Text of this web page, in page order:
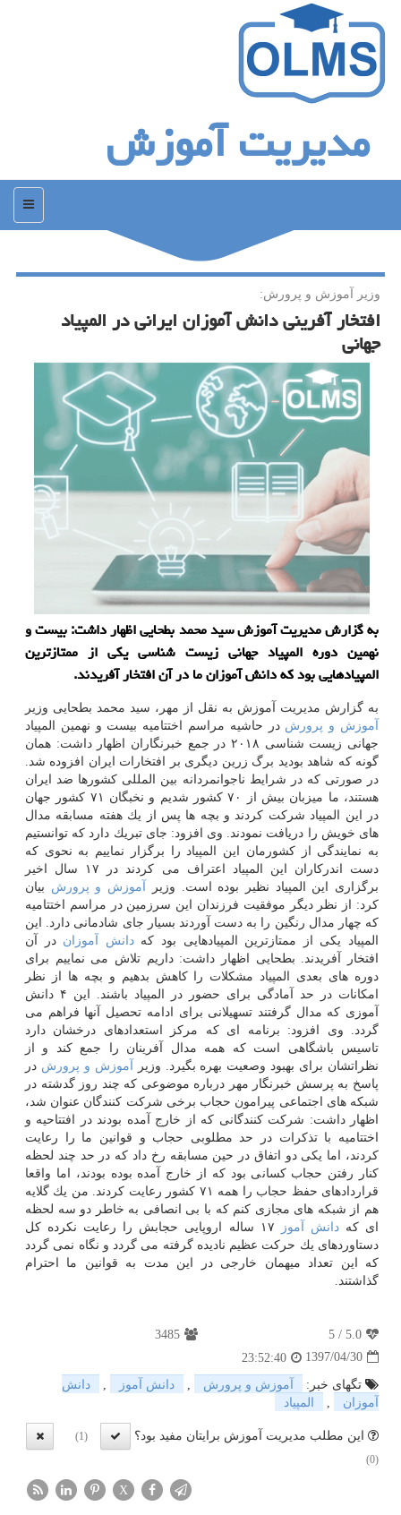
مدیریت آموزش
منو
وزیر آموزش و پرورش:
افتخار آفرینی دانش آموزان ایرانی در المپیاد
جهانی
به گزارش مدیریت آموزش سید محمد بطحایی اظهار داشت: بیست و
نهمین دوره المپیاد جهانی زیست شناسی یكی از ممتازترین
المپیادهایی بود كه دانش آموزان ما در آن افتخار آفریدند.
به گزارش مدیریت آموزش به نقل از مهر، سید محمد بطحایی وزیر
آموزش و پرورش در حاشیه مراسم اختتامیه بیست و نهمین المپیاد
جهانی زیست شناسی ۲۰۱۸ در جمع خبرنگاران اظهار داشت: همان
گونه كه شاهد بودید برگ زرین دیگری بر افتخارات ایران افزوده شد.
در صورتی كه در شرایط ناجوانمردانه بین المللی كشورها ضد ایران
هستند، ما میزبان بیش از ۷۰ كشور شدیم و نخبگان ۷۱ كشور جهان
در این المپیاد شركت كردند و بچه ها پس از یك هفته مسابقه مدال
های خویش را دریافت نمودند. وی افزود: جای تبریك دارد كه توانستیم
به نمایندگی از كشورمان این المپیاد را برگزار نماییم به نحوی كه
دست اندركاران این المپیاد اعتراف می كردند در ۱۷ سال اخیر
برگزاری این المپیاد نظیر بوده است. وزیر
آموزش و پرورش بیان
كرد: از نظر دیگر موفقیت فرزندان این سرزمین در مراسم اختتامیه
كه چهار مدال رنگین را به دست آوردند بسیار جای شادمانی دارد. این
المپیاد یكی از ممتازترین المپیادهایی بود كهدانش آموزان در آن
افتخار آفریدند. بطحایی اظهار داشت: داریم تلاش می نماییم برای
دوره های بعدی المپیاد مشكلات را كاهش بدهیم و بچه ها از نظر
امكانات در حد آمادگی برای حضور در المپیاد باشند. این ۴ دانش
آموزی كه مدال گرفتند تسهیلانی برای ادامه تحصیل آنها فراهم می
گردد. وی افزود: برنامه ای كه مركز استعدادهای درخشان دارد
تاسیس باشگاهی است كه همه مدال آفرینان را جمع كند و از
نظراتشان برای بهبود وصعیت بهره بگیرد. وزیر
آموزش و پرورش در
پاسخ به پرسش خبرنگار مهر درباره موضوعی كه چند روز گدشته در
شبكه های اجتماعی پیرامون حجاب برخی شركت كنندگان عنوان شد،
اظهار داشت: شركت كنندگانی كه از خارج آمده بودند در افتتاحیه و
اختتامیه با تذكرات در حد مطلوبی حجاب و قوانین ما را رعایت
كردند، اما یكی دو اتفاق در حین مسابقه رخ داد كه در حد چند لحظه
كنار رفتن حجاب كسانی بود كه از خارج آمده بوده بودند، اما واقعا
قراردادهای حفظ حجاب را همه ۷۱ كشور رعایت كردند. من یك گلایه
هم از شبكه های مجازی كنم كه با بی انصافی به خاطر دو سه لحظه
ای كهدانش آموز
۱۷ ساله اروپایی حجابش را رعایت نكرده كل
دستاوردهای یك حركت عظیم نادیده گرفته می گردد و نگاه نمی گردد
كه این تعداد میهمان خارجی در این مدت به قوانین ما احترام
گذاشتند.
5.0
/
5
3485
1397/04/30
23:52:40
تگهای خبر:
آموزش و پرورش , دانش آموز ,
دانش
آموزان
, المپیاد
این مطلب مدیریت آموزش برایتان مفید بود؟
(1)
(0)
X